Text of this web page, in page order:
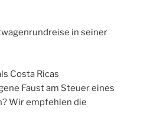
in seiner
Costa Ricas
Faust am Steuer eines
Wir empfehlen die